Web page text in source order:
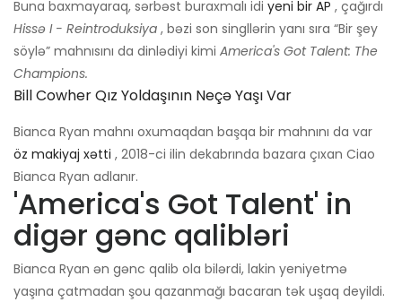
Buna baxmayaraq, sərbəst buraxmalı idi yeni bir AP , çağırdı
Hissə I - Reintroduksiya , bəzi son singllərin yanı sıra “Bir şey
söylə” mahnısını da dinlədiyi kimi America's Got Talent: The
Champions.
Bill Cowher Qız Yoldaşının Neçə Yaşı Var
Bianca Ryan mahnı oxumaqdan başqa bir mahnını da var
öz makiyaj xətti , 2018-ci ilin dekabrında bazara çıxan Ciao
Bianca Ryan adlanır.
'America's Got Talent' in
digər gənc qalibləri
Bianca Ryan ən gənc qalib ola bilərdi, lakin yeniyetmə
yaşına çatmadan şou qazanmağı bacaran tək uşaq deyildi.